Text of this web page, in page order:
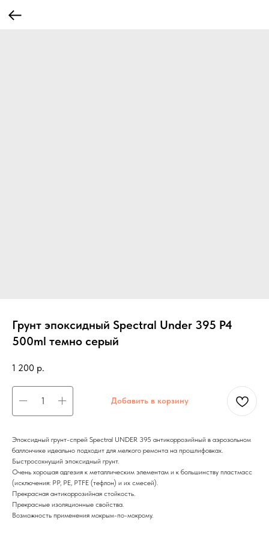
Грунт эпоксидный Spectral Under 395 P4
500ml темно серый
1 200 р.
Добавить в корзину
Эпоксидный грунт-спрей Spectral UNDER 395 антикоррозийный в аэрозольном
баллончике идеально подходит для мелкого ремонта на прошлифовках.
Быстросохнущий эпоксидный грунт.
Очень хорошая адгезия к металлическим элементам и к большинству пластмасс
(исключения: PP, PE, PTFE (тефлон) и их смесей).
Прекрасная антикоррозийная стойкость.
Прекрасные изоляционные свойства.
Возможность применения мокрым-по-мокрому.